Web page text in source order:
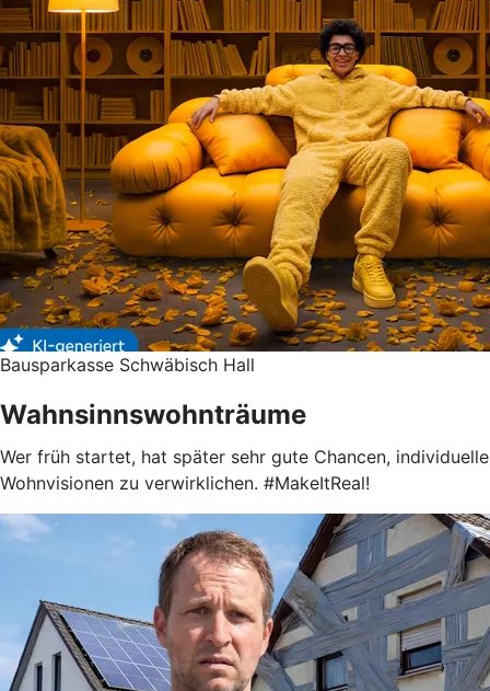
Bausparkasse Schwäbisch Hall
Wahnsinnswohnträume
Wer früh startet, hat später sehr gute Chancen, individuelle
Wohnvisionen zu verwirklichen. #MakeItReal!